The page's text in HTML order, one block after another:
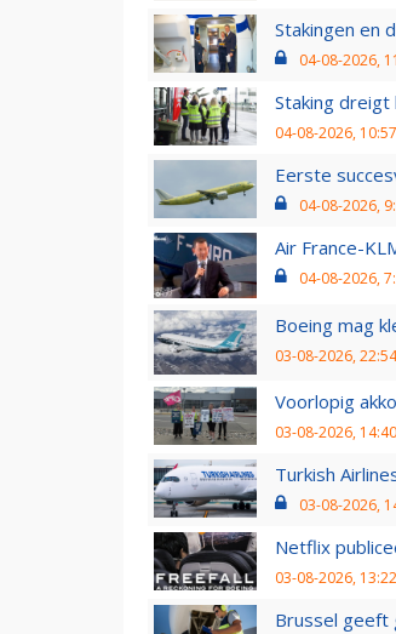
Stakingen en
04-08-2026,
Staking dreigt
04-08-2026, 10:57
Eerste
04-08-2026,
Air France-
04-08-2026,
Boeing mag
03-08-2026, 22:54
Voorlopig
03-08-2026, 14:40
Turkish
03-08-2026,
Netflix
03-08-2026, 13:22
Brussel geeft